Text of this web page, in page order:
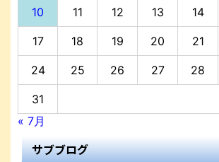
10 11 12 13 14
17 18 19 20 21
24 25 26 27 28
31
« 7月
サブブログ